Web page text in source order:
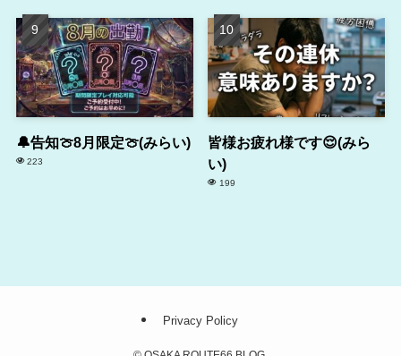
🔔告知🍈8月限定🍈(みらい)
223
皆様お疲れ様です😌(みら
い)
199
Privacy Policy